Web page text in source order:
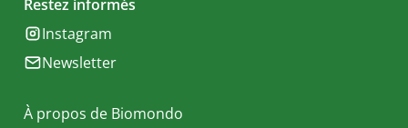
Restez informés
Instagram
Newsletter
À propos de Biomondo